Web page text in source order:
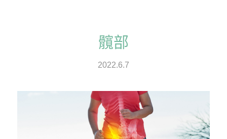
髖部
2022.6.7